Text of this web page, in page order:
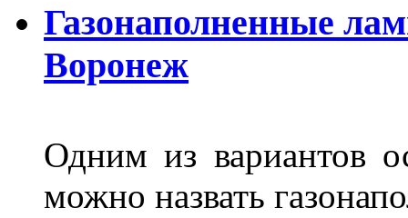
Газонаполненные
Воронеж
Одним из вариантов
можно назвать